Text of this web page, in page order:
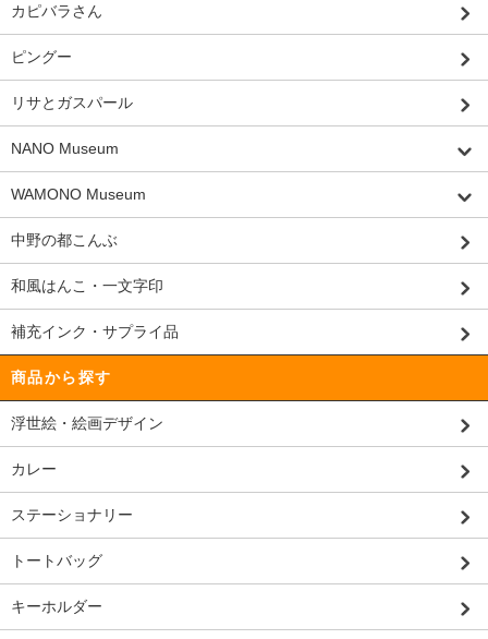
カピバラさん
ピングー
リサとガスパール
NANO Museum
WAMONO Museum
中野の都こんぶ
和風はんこ・一文字印
補充インク・サプライ品
商品から探す
浮世絵・絵画デザイン
カレー
ステーショナリー
トートバッグ
キーホルダー